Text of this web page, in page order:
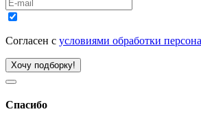
Согласен с условиями обработки
Хочу подборку!
Спасибо